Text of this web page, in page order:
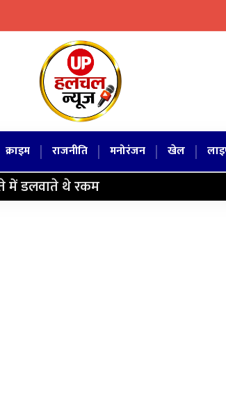
क्राइम | राजनीति | मनोरंजन | खेल |
में डलवाते थे रकम